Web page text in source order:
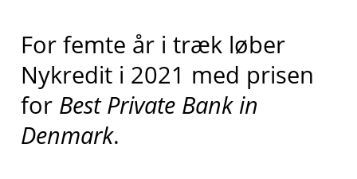
For femte år i træk løber
Nykredit i 2021 med prisen
for Best Private Bank in
Denmark.